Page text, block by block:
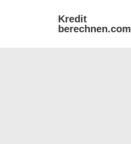
Kredit
berechnen.com